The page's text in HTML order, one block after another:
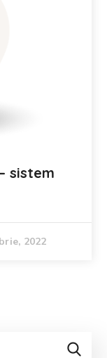
sistem
2022